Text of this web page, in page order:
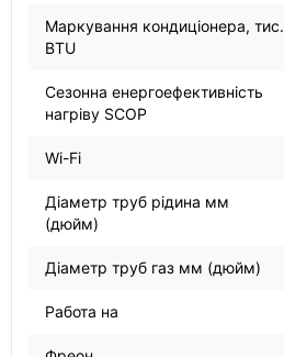
Маркування кондиціонера, тис.
BTU
Сезонна енергоефективність
нагріву SCOP
Wi-Fi
Діаметр труб рідина мм
(дюйм)
Діаметр труб газ мм (дюйм)
Работа на